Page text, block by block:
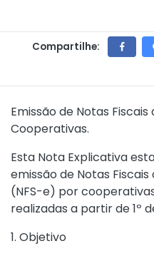
Compartilhe:
Emissão de Notas
Cooperativas.
Esta Nota Explicativa
emissão de Notas
(NFS-e) por
realizadas a partir de 1º
1. Objetivo